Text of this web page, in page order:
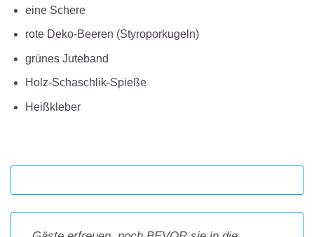
eine Schere
rote Deko-Beeren (Styroporkugeln)
grünes Juteband
Holz-Schaschlik-Spieße
Heißkleber